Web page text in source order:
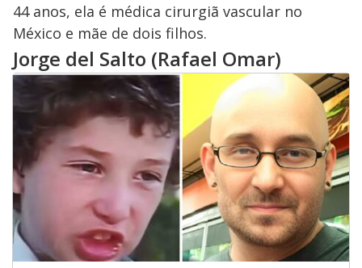
44 anos, ela é médica cirurgiã vascular no
México e mãe de dois filhos.
Jorge del Salto (Rafael Omar)